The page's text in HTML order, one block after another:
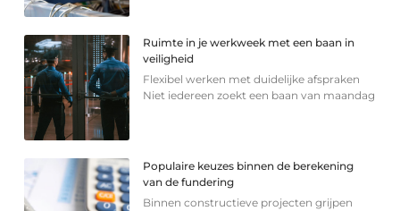
Ruimte in je werkweek met een baan in
veiligheid
Flexibel werken met duidelijke afspraken
Niet iedereen zoekt een baan van maandag
Populaire keuzes binnen de berekening
van de fundering
Binnen constructieve projecten grijpen